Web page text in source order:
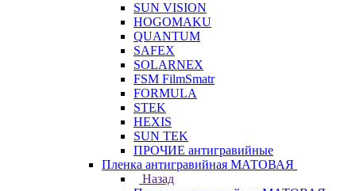
SUN VISION
HOGOMAKU
QUANTUM
SAFEX
SOLARNEX
FSM FilmSmatr
FORMULA
STEK
HEXIS
SUN TEK
ПРОЧИЕ антигравийные
Пленка антигравийная МАТОВАЯ
Назад